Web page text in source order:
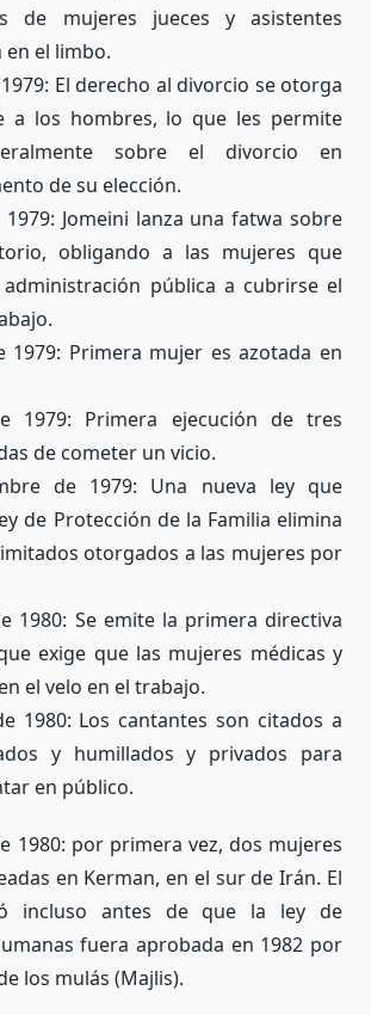
de mujeres jueces y asistentes
en el limbo.
El derecho al divorcio se otorga
a los hombres, lo que les permite
sobre el divorcio en
de su elección.
Jomeini lanza una fatwa sobre
obligando a las mujeres que
pública a cubrirse el
1979: Primera mujer es azotada en
1979: Primera ejecución de tres
de cometer un vicio.
de 1979: Una nueva ley que
de Protección de la Familia elimina
otorgados a las mujeres por
1980: Se emite la primera directiva
exige que las mujeres médicas y
el velo en el trabajo.
1980: Los cantantes son citados a
y humillados y privados para
en público.
1980: por primera vez, dos mujeres
en Kerman, en el sur de Irán. El
incluso antes de que la ley de
fuera aprobada en 1982 por
los mulás (Majlis).